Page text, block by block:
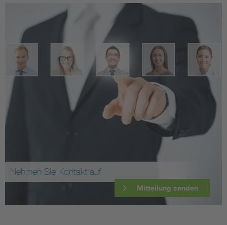
Nehmen Sie Kontakt auf
Mitteilung senden